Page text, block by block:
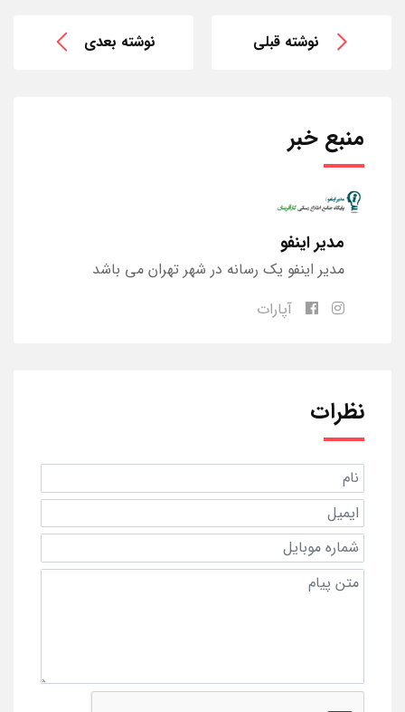
نوشته قبلی نوشته بعدی
منبع خبر
مدیر اینفو
مدیر اینفو یک رسانه در شهر تهران می باشد
آپارات
نظرات